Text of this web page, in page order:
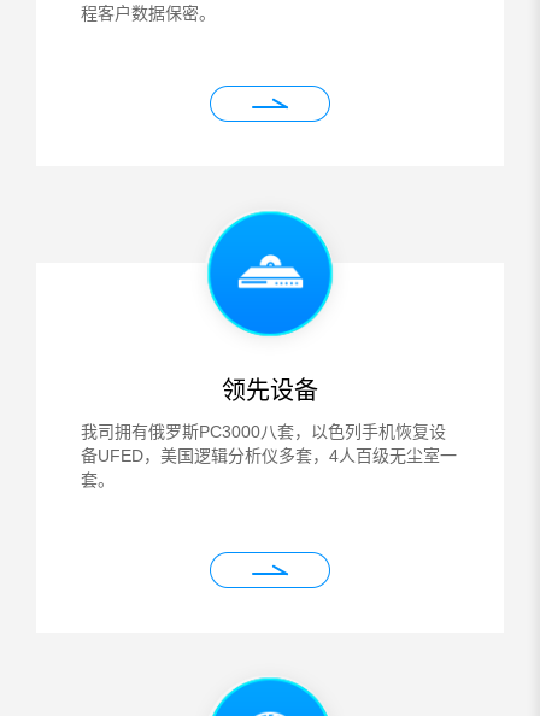
程客户数据保密。
领先设备
我司拥有俄罗斯PC3000八套，以色列手机恢复设
备UFED，美国逻辑分析仪多套，4人百级无尘室一
套。